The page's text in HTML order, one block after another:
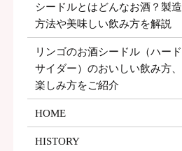
シードルとはどんなお酒？製造
方法や美味しい飲み方を解説
リンゴのお酒シードル（ハード
サイダー）のおいしい飲み方、
楽しみ方をご紹介
HOME
HISTORY